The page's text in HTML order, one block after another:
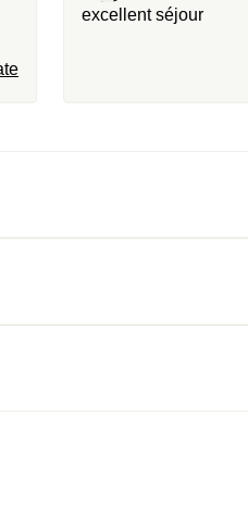
excellent séjour